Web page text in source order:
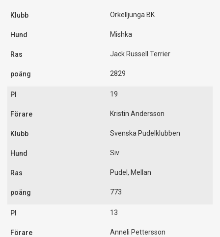
Örkelljunga BK
Mishka
Jack Russell Terrier
2829
19
Kristin Andersson
Svenska Pudelklubben
Siv
Pudel, Mellan
773
13
Anneli Pettersson